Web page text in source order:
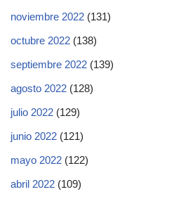
noviembre 2022 (131)
octubre 2022 (138)
septiembre 2022 (139)
agosto 2022 (128)
julio 2022 (129)
junio 2022 (121)
mayo 2022 (122)
abril 2022 (109)